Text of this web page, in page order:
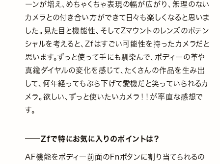
ーンが増え、めちゃくちゃ表現の幅が広がり、無理のない
カメラとの付き合い方ができて日々も楽しくなると思いま
した。見た目と機能性、そしてZマウントのレンズのポテン
シャルを考えると、Zfはすごい可能性を持ったカメラだと
思います。ずっと使って手にも馴染んで、ボディーの革や
真鍮ダイヤルの変化を感じて、たくさんの作品を生み出
して、何年経ってもぶら下げて愛機だと笑っていられるカ
メラ。欲しい、ずっと使いたいカメラ！！が率直な感想で
す。
Zfで特にお気に入りのポイントは？
AF機能をボディー前面のFnボタンに割り当てられるの